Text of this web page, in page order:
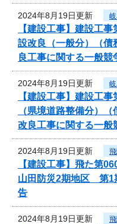
2024年8月19日更新
【建設工事】建設工
設改良（一般分）（
良工事に関する一般競
2024年8月19日更新
【建設工事】建設工
（県境道路整備分）
改良工事に関する一般
2024年8月19日更新
【建設工事】飛た第
山田防災2期地区 第1
告
2024年8月19日更新